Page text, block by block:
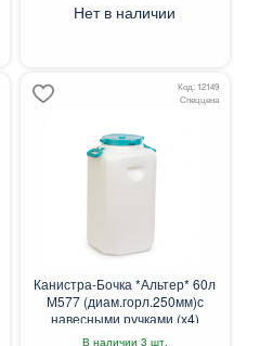
Нет в наличии
Код: 12149
Спеццена
Канистра-Бочка *Альтер* 60л
М577 (диам.горл.250мм)с
навесными ручками (х4)
В наличии 3 шт.